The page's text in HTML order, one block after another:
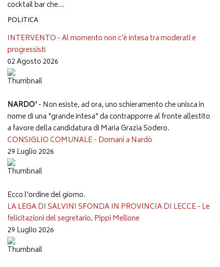
cocktail bar che...
POLITICA
INTERVENTO - Al momento non c'è intesa tra moderati e
progressisti
02 Agosto 2026
NARDO'- Non esiste, ad ora, uno schieramento che unisca in
nome di una "grande intesa" da contrapporre al fronte allestito
a favore della candidatura di Maria Grazia Sodero.
CONSIGLIO COMUNALE - Domani a Nardò
29 Luglio 2026
Ecco l'ordine del giorno.
LA LEGA DI SALVINI SFONDA IN PROVINCIA DI LECCE - Le
felicitazioni del segretario, Pippi Mellone
29 Luglio 2026